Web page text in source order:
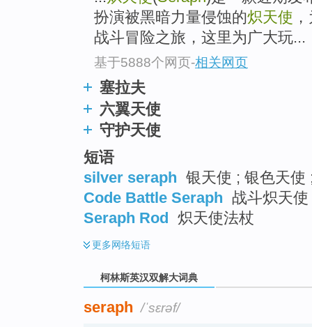
扮演被黑暗力量侵蚀的炽天使
战斗冒险之旅，这里为广大玩...
基于5888个网页-相关网页
塞拉夫
六翼天使
守护天使
短语
silver seraph 银天使 ; 银色天使
Code Battle Seraph 战斗炽天
Seraph Rod 炽天使法杖
更多网络短语
柯林斯英汉双解大词典
seraph /ˈsɛrəf/